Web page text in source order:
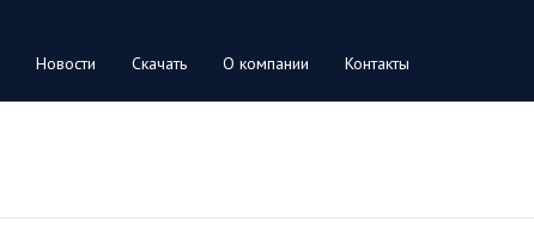
Новости Скачать О компании Контакты